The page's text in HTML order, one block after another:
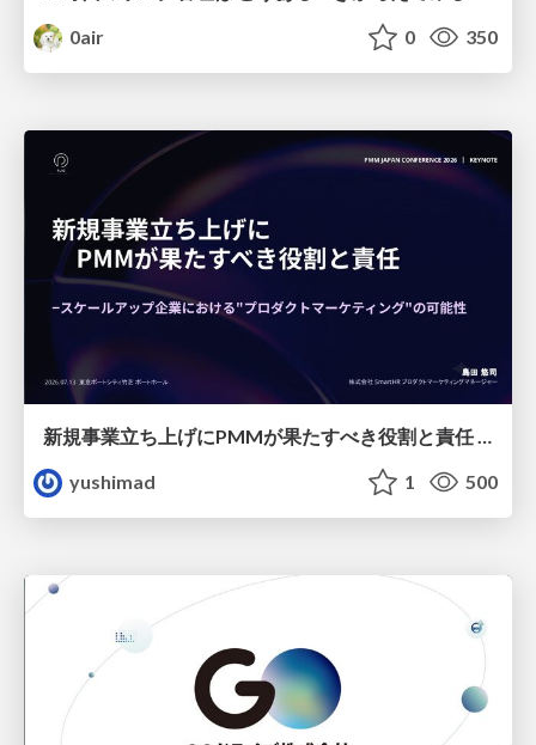
0air
0 350
新規事業立ち上げにPMMが果たすべき役割と責任 −スケールアップ企業における"プロダクトマーケティング"の可能性
yushimad
1 500